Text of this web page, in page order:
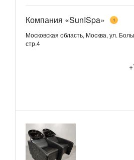
Компания «SunISpa» 1
Московская область, Москва, ул.
стр.4